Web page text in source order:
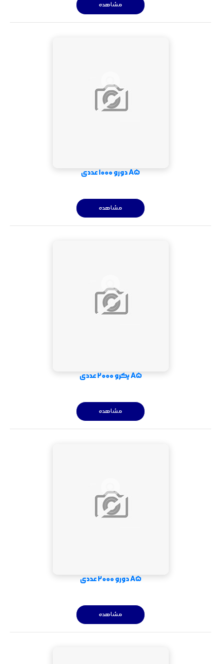
مشاهده
A5 دورو 1000 عددی
مشاهده
A5 یکرو 2000 عددی
مشاهده
A5 دورو 2000 عددی
مشاهده